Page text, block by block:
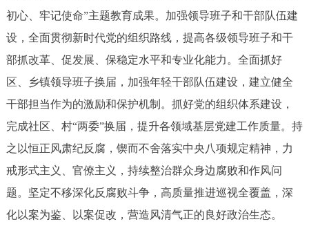
初心、牢记使命”主题教育成果。加强领导班子和干部队伍建
设，全面贯彻新时代党的组织路线，提高各级领导班子和干
部抓改革、促发展、保稳定水平和专业化能力。全面抓好
区、乡镇领导班子换届，加强年轻干部队伍建设，建立健全
干部担当作为的激励和保护机制。抓好党的组织体系建设，
完成社区、村“两委”换届，提升各领域基层党建工作质量。持
之以恒正风肃纪反腐，锲而不舍落实中央八项规定精神，力
戒形式主义、官僚主义，持续整治群众身边腐败和作风问
题。坚定不移深化反腐败斗争，高质量推进巡视全覆盖，深
化以案为鉴、以案促改，营造风清气正的良好政治生态。